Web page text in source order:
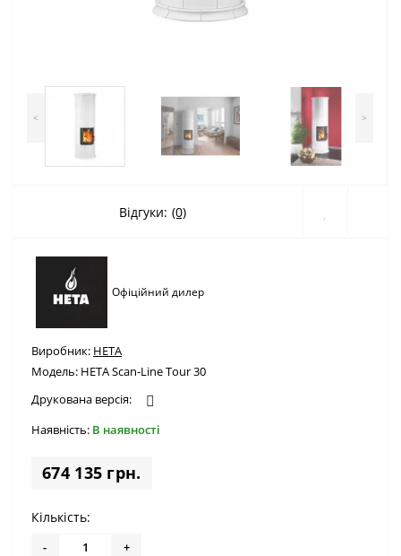
< >
Відгуки: (0)
Виробник: HETA
Модель: HETA Scan-Line Tour 30
Друкована версія:
Наявність: В наявності
674 135 грн.
Офіційний дилер
Кількість:
- +